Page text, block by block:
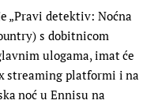
„Pravi detektiv: Noćna
s dobitnicom
ulogama, imat će
streaming platformi i na
noć u Ennisu na